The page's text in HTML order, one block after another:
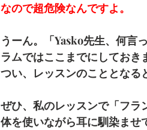
なので超危険なんですよ。
うーん。「Yasko先生、何言
ラムではここまでにしておき
つい、レッスンのこととなる
ぜひ、私のレッスンで「フラ
体を使いながら耳に馴染ませ